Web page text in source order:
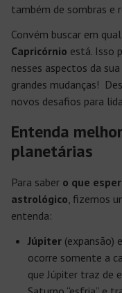
também de sombras e
Convém buscar em
Capricórnio está. Isso
nesses aspectos da
grandes mudanças!
novos desafios para
Entenda
planetárias
Para saber o que
astrológico , fizemos
entenda:
Júpiter (expansão) e
ocorre somente a
que Júpiter traz de